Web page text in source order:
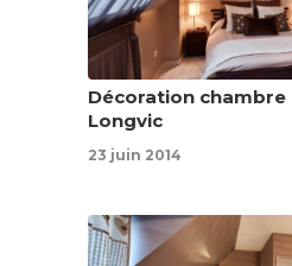
Décoration
Longvic
23 juin 2014